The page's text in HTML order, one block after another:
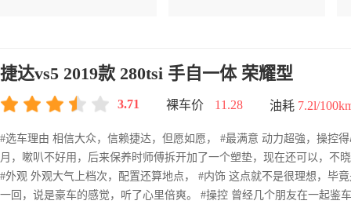
捷达vs5 2019款 280tsi 手自一体 荣耀型
3.71 裸车价 11.28 油耗 7.2l/
#选车理由 相信大众，信赖捷达，但愿如愿， #最满意 动力超強，操控
月，嗽叭不好用，后来保养时师傅拆开加了一个塑垫，现在还可以，不
#外观 外观大气上档次，配置还算地点， #内饰 这点就不是很理想，毕
一回，说是豪车的感觉，听了心里倍爽。 #操控 曾经几个朋友在一起鉴